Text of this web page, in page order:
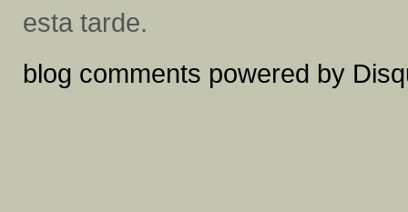
esta tarde.
blog comments powered by